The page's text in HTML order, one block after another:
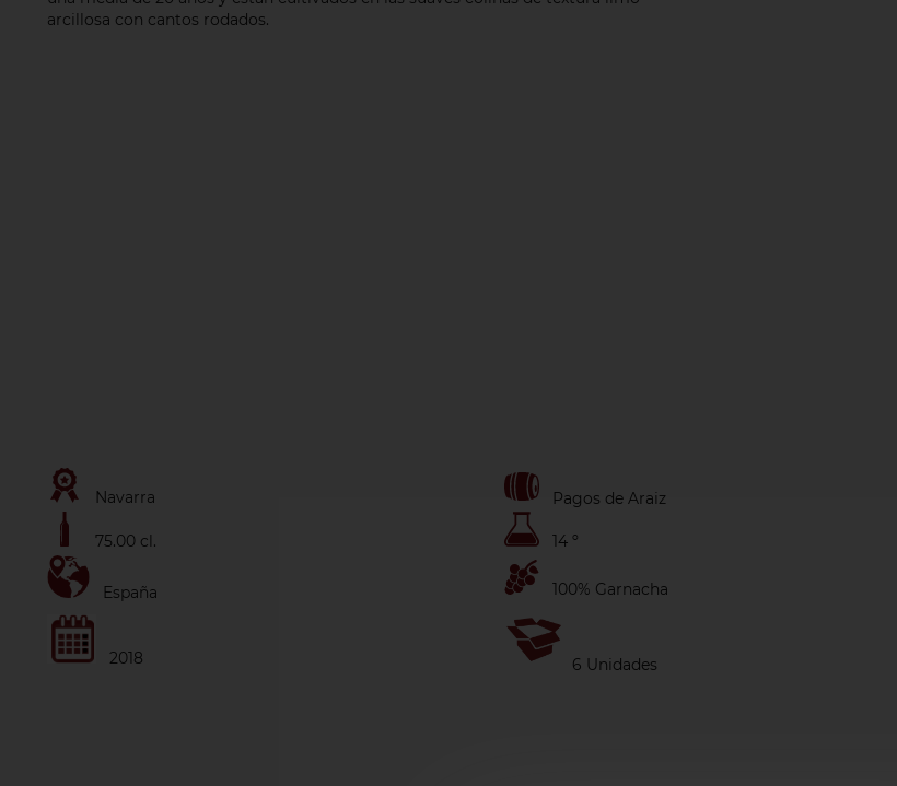
arcillosa con cantos rodados.
Navarra Pagos de Araiz
75.00 cl. 14 º
España 100% Garnacha
2018 6 Unidades